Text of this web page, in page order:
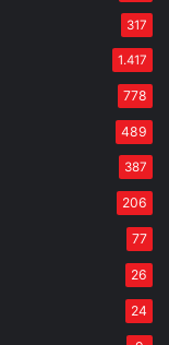
317
1.417
778
489
387
206
77
26
24